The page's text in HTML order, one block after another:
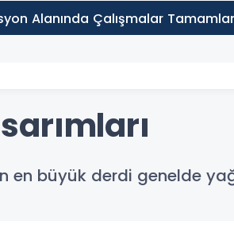
Alanında Çalışmalar
en büyük derdi genelde